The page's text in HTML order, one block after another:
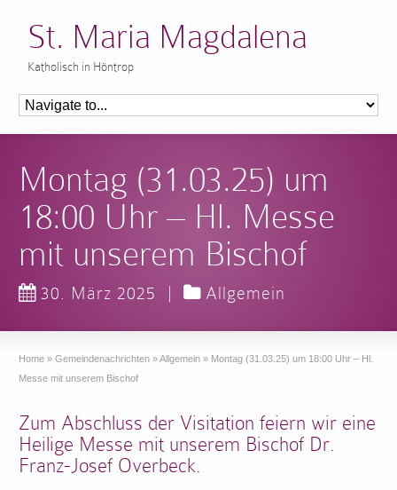
St. Maria Magdalena
Katholisch in Höntrop
Montag (31.03.25) um
18:00 Uhr – Hl. Messe
mit unserem Bischof
30. März 2025 | Allgemein
Home » Gemeindenachrichten »Allgemein » Montag (31.03.25) um 18:00 Uhr – Hl.
Messe mit unserem Bischof
Zum Abschluss der Visitation feiern wir eine
Heilige Messe mit unserem Bischof Dr.
Franz-Josef Overbeck.